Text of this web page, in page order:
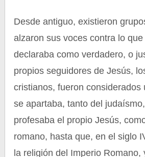
Desde antiguo, existieron
alzaron sus voces contra lo
declaraba como verdadero, o
propios seguidores de Jesús,
cristianos, fueron considerados
se apartaba, tanto del
profesaba el propio Jesús,
romano, hasta que, en el siglo
la religión del Imperio Romano,